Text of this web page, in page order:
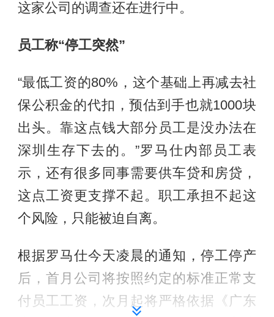
这家公司的调查还在进行中。
员工称“停工突然”
“最低工资的80%，这个基础上再减去社
保公积金的代扣，预估到手也就1000块
出头。靠这点钱大部分员工是没办法在
深圳生存下去的。”罗马仕内部员工表
示，还有很多同事需要供车贷和房贷，
这点工资更支撑不起。职工承担不起这
个风险，只能被迫自离。
根据罗马仕今天凌晨的通知，停工停产
后，首月公司将按照约定的标准正常支
付员工工资，次月起将严格依据《广东